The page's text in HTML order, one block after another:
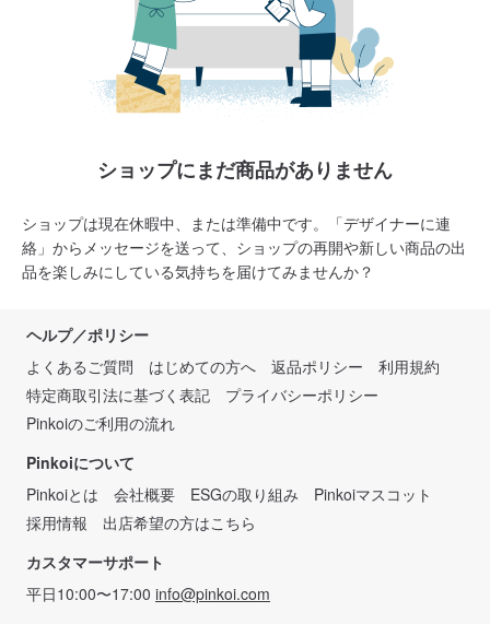
ショップにまだ商品がありません
ショップは現在休暇中、または準備中です。「デザイナーに連
絡」からメッセージを送って、ショップの再開や新しい商品の出
品を楽しみにしている気持ちを届けてみませんか？
ヘルプ／ポリシー
よくあるご質問
はじめての方へ 返品ポリシー
利用規約
特定商取引法に基づく表記
プライバシーポリシー
Pinkoiのご利用の流れ
Pinkoiについて
Pinkoiとは
会社概要 ESGの取り組み
Pinkoiマスコット
採用情報
出店希望の方はこちら
カスタマーサポート
平日10:00〜17:00 info@pinkoi.com